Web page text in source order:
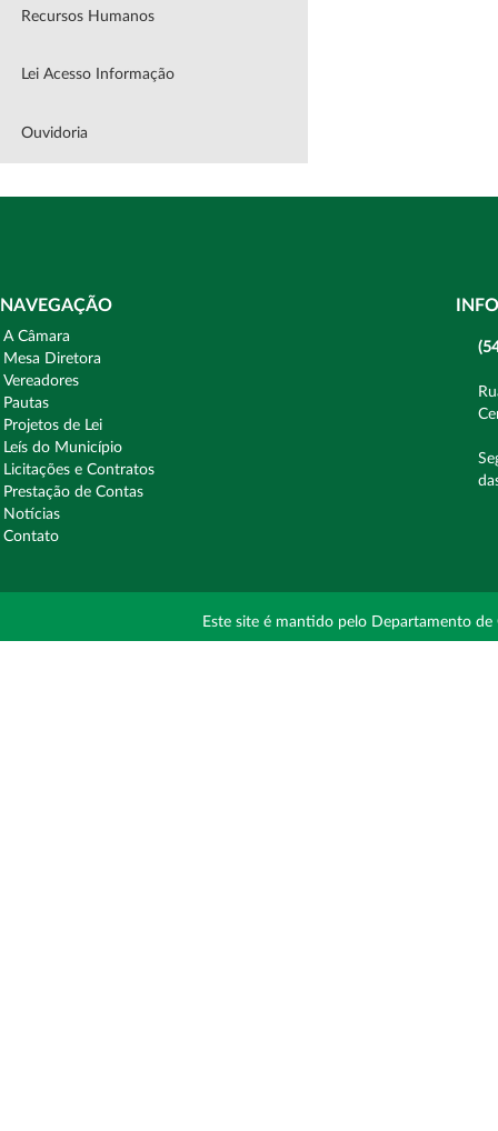
Recursos Humanos
Lei Acesso Informação
Ouvidoria
NAVEGAÇÃO
A Câmara
Mesa Diretora
Vereadores
Pautas
Projetos de Lei
Leís do Município
Licitações e Contratos
Prestação de Contas
Notícias
Contato
Este site é mantido pelo Departamento